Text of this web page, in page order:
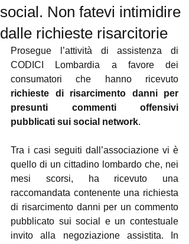
social. Non fatevi intimidire
dalle richieste risarcitorie
Prosegue l’attività di assistenza di
CODICI Lombardia a favore dei
richieste di risarcimento danni per
presunti commenti offensivi
pubblicati sui social network.
Tra i casi seguiti dall’associazione vi è
quello di un cittadino lombardo che, nei
mesi scorsi, ha ricevuto una
raccomandata contenente una richiesta
di risarcimento danni per un commento
pubblicato sui social e un contestuale
invito alla negoziazione assistita. In